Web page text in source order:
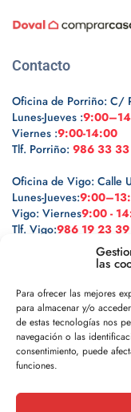
las
Para ofrecer las mejores
para almacenar y/o
de estas tecnologías nos
navegación o las
consentimiento, puede
funciones.
Contacto
Oficina de Porriño: C/
Lunes-Jueves :
Viernes :9:00-14:00
Tlf. Porriño: 986 33
Oficina de Vigo: Calle
Lunes-Jueves:
Vigo: Viernes9:00 -
Tlf. Vigo:986 19 23 39
Legal
Política de privacidad